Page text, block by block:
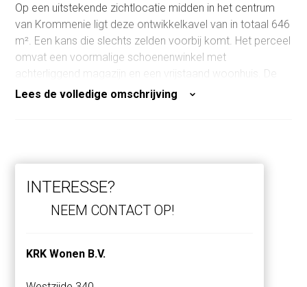
Op een uitstekende zichtlocatie midden in het centrum
van Krommenie ligt deze ontwikkelkavel van in totaal 646
m². Een kans die slechts zelden voorbij komt. Het perceel
omvat een voormalige schoenenwinkel met
achterliggend magazijn en een vrijstaand woonhuis. De
schoenenwinkel en magazijn verkeren in een slechte
LOCATIE
Het perceel is gelegen aan de levendige
de afmetingen van het perceel leent deze locatie zich
Lees de volledige omschrijving
INTERESSE?
NEEM CONTACT OP!
KRK Wonen B.V.